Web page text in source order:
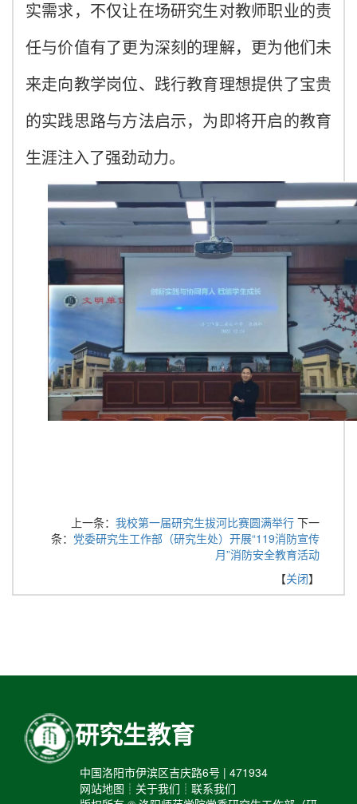
实需求，不仅让在场研究生对教师职业的责
任与价值有了更为深刻的理解，更为他们未
来走向教学岗位、践行教育理想提供了宝贵
的实践思路与方法启示，为即将开启的教育
生涯注入了强劲动力。
上一条： 我校第一届研究生拔河比赛圆满举行 下一
条： 党委研究生工作部（研究生处）开展“119消防宣传
月”消防安全教育活动
【关闭】
研究生教育
中国洛阳市伊滨区吉庆路6号 | 471934
网站地图┊关于我们┊联系我们